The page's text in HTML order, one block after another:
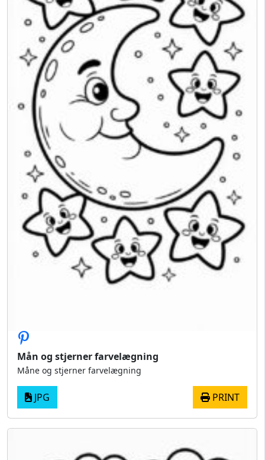
Mån og stjerner farvelægning
Måne og stjerner farvelægning
JPG PRINT